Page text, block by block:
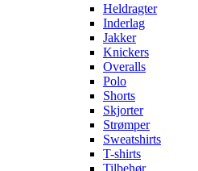
Heldragter
Inderlag
Jakker
Knickers
Overalls
Polo
Shorts
Skjorter
Strømper
Sweatshirts
T-shirts
Tilbehør